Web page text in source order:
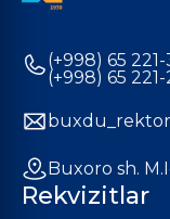
(+998) 65
(+998) 65
Buxoro sh.
Rekvizitlar